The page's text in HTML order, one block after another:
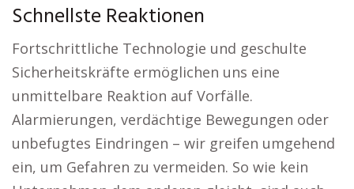
Schnellste Reaktionen
Fortschrittliche Technologie und geschulte
Sicherheitskräfte ermöglichen uns eine
unmittelbare Reaktion auf Vorfälle.
Alarmierungen, verdächtige Bewegungen oder
unbefugtes Eindringen – wir greifen umgehend
ein, um Gefahren zu vermeiden. So wie kein